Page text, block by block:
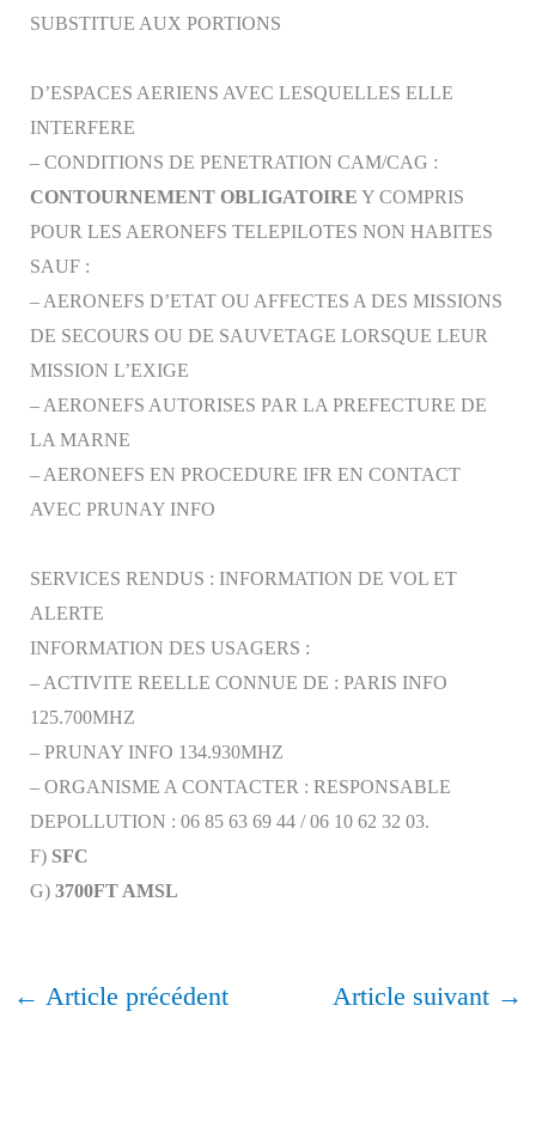
SUBSTITUE AUX PORTIONS
D’ESPACES AERIENS AVEC LESQUELLES ELLE
INTERFERE
– CONDITIONS DE PENETRATION CAM/CAG :
CONTOURNEMENT OBLIGATOIRE Y COMPRIS
POUR LES AERONEFS TELEPILOTES NON HABITES
SAUF :
– AERONEFS D’ETAT OU AFFECTES A DES MISSIONS
DE SECOURS OU DE SAUVETAGE LORSQUE LEUR
MISSION L’EXIGE
– AERONEFS AUTORISES PAR LA PREFECTURE DE
LA MARNE
– AERONEFS EN PROCEDURE IFR EN CONTACT
AVEC PRUNAY INFO
SERVICES RENDUS : INFORMATION DE VOL ET
ALERTE
INFORMATION DES USAGERS :
– ACTIVITE REELLE CONNUE DE : PARIS INFO
125.700MHZ
– PRUNAY INFO 134.930MHZ
– ORGANISME A CONTACTER : RESPONSABLE
DEPOLLUTION : 06 85 63 69 44 / 06 10 62 32 03.
F) SFC
G) 3700FT AMSL
← Article précédent Article suivant →